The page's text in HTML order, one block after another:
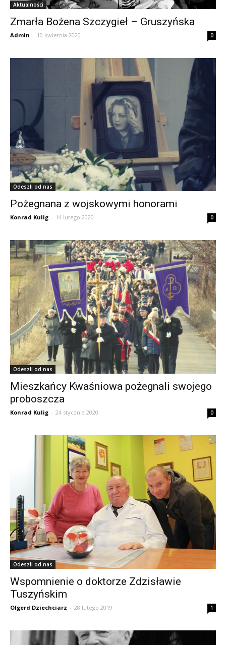
Aktualności
Zmarła Bożena Szczygieł – Gruszyńska
Admin - 10 kwietnia 2020 0
Odeszli od nas
Pożegnana z wojskowymi honorami
Konrad Kulig - 14 lutego 2020 0
Odeszli od nas
Mieszkańcy Kwaśniowa pożegnali swojego
proboszcza
Konrad Kulig - 24 stycznia 2020 0
Odeszli od nas
Wspomnienie o doktorze Zdzisławie
Tuszyńskim
Olgerd Dziechciarz - 28 lutego 2019 1